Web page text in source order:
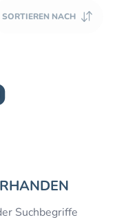
SORTIEREN NACH
Suchbegriffe